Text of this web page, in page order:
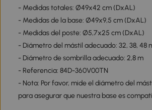
- Medidas totales: Ø49x42 cm (DxAL)
- Medidas de la base: Ø49x9,5 cm (DxAL)
- Medidas del poste: Ø5,7x25 cm (DxAL)
- Diámetro del mástil adecuado: 32, 38, 48
- Diámetro de sombrilla adecuado: 2,8 m
- Referencia: 84D-360V00TN
- Nota: Por favor, mide el diámetro del
para asegurar que nuestra base es